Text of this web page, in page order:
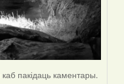
каб пакідаць каментары.